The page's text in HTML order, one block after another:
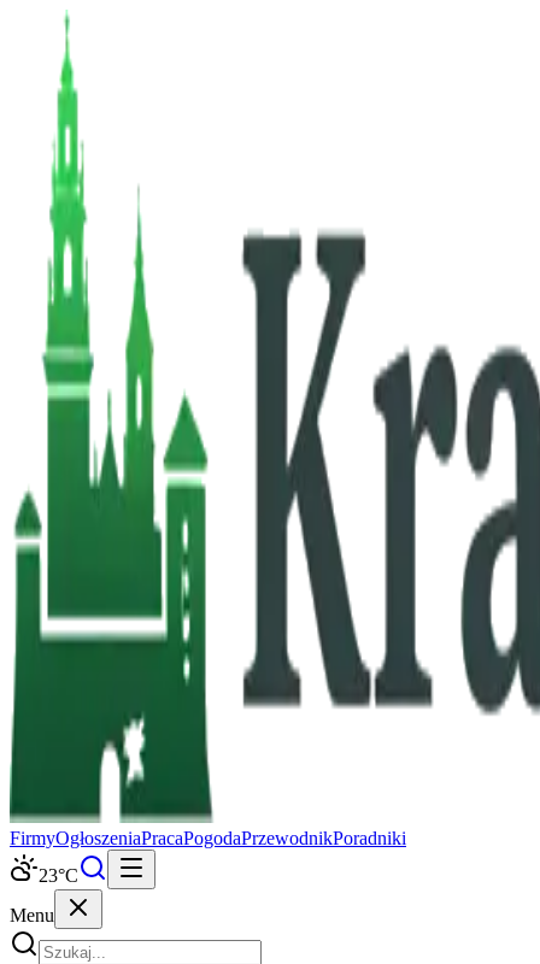
FirmyOgłoszeniaPracaPogodaPrzewodnikPoradniki
23°C
Menu